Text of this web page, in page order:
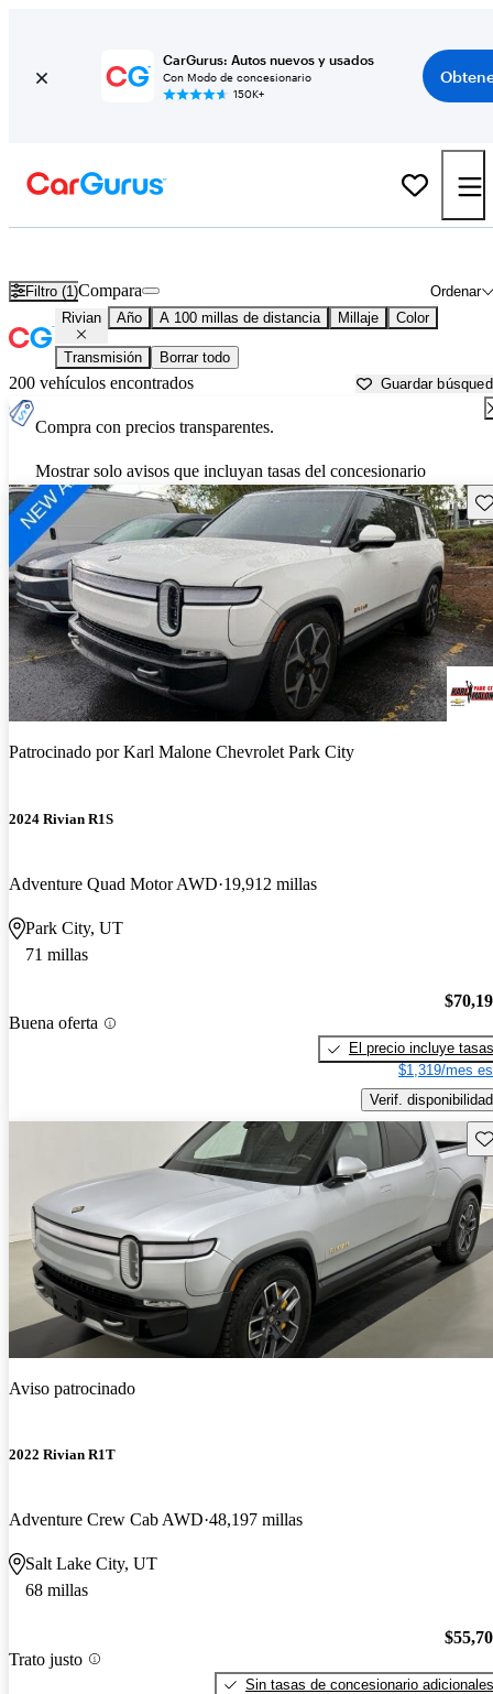
CarGurus: Autos nuevos y usados
Con Modo de concesionario
150K+
Filtro (1) Ordenar
Compara
Rivian Año A 100 millas de distancia Millaje Color
Transmisión Borrar todo
200 vehículos encontrados Guardar
Compra con precios transparentes.
Mostrar solo avisos que incluyan tasas del concesionario
Patrocinado porKarl Malone Chevrolet Park City
2024 Rivian R1S
Adventure Quad Motor AWD 19,912 millas
Park City, UT
71 millas
Buena oferta
El precio incluye tasas
$1,319/mes
Verif. disponibilidad
Aviso patrocinado
2022 Rivian R1T
Adventure Crew Cab AWD 48,197 millas
Salt Lake City, UT
68 millas
Trato justo
Sin tasas de concesionario adicionales